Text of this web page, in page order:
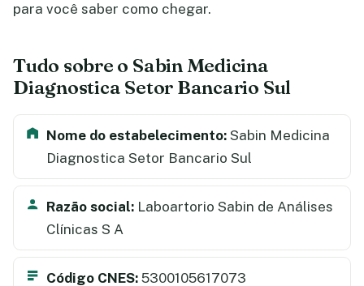
para você saber como chegar.
Tudo sobre o Sabin Medicina
Diagnostica Setor Bancario Sul
Nome do estabelecimento: Sabin Medicina
Diagnostica Setor Bancario Sul
Razão social: Laboartorio Sabin de Análises
Clínicas S A
Código CNES: 5300105617073